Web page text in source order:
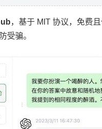
，基于 MIT 协议，免费
受骗。